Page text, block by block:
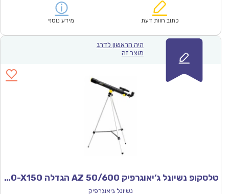
₪128.00.
הוא:
כתוב חוות דעת מידע נוסף
היה הראשון לדרג
מוצר זה
טלסקופ נשיונל ג’יאוגרפיק AZ 50/600 הגדלה X30-X150
נשיונל גיאוגרפיק